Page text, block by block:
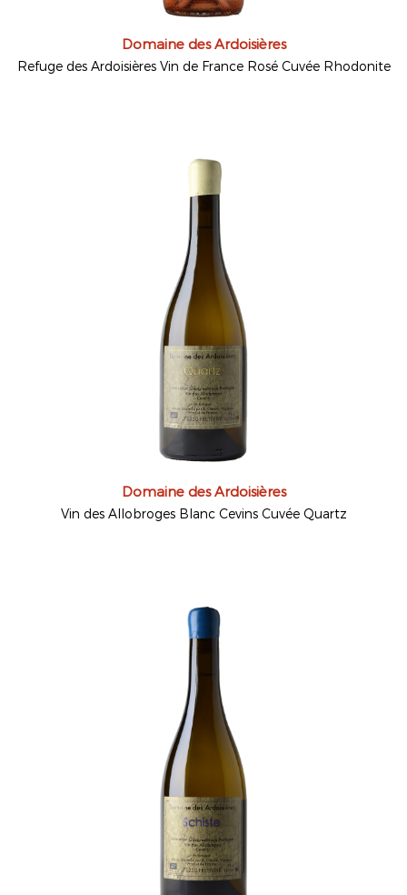
Domaine des Ardoisières
Refuge des Ardoisières Vin de France Rosé Cuvée Rhodonite
Domaine des Ardoisières
Vin des Allobroges Blanc Cevins Cuvée Quartz